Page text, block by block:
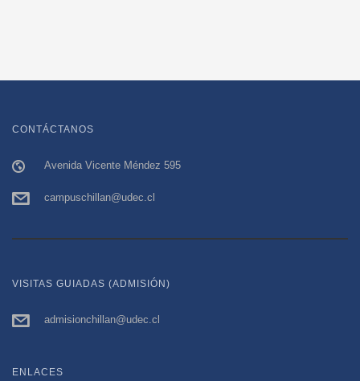
CONTÁCTANOS
Avenida Vicente Méndez 595
campuschillan@udec.cl
VISITAS GUIADAS (ADMISIÓN)
admisionchillan@udec.cl
ENLACES